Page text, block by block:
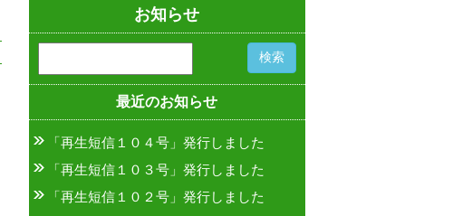
お知らせ
最近のお知らせ
「再生短信１０４号」発行しました
「再生短信１０３号」発行しました
「再生短信１０２号」発行しました